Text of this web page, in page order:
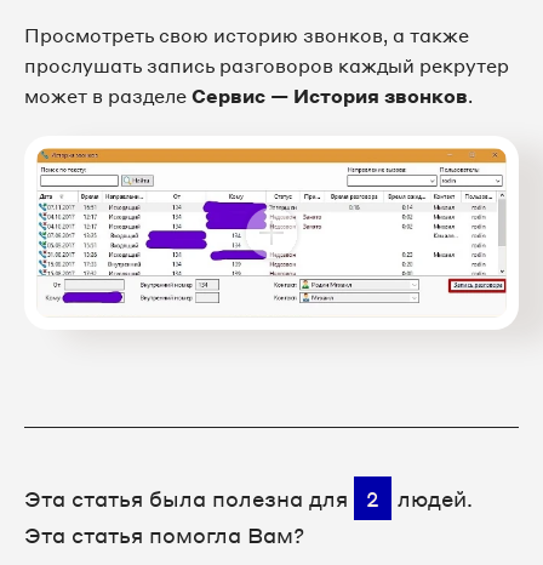
Просмотреть свою историю звонков, а также
прослушать запись разговоров каждый рекрутер
может в разделе Сервис — История звонков.
Эта статья была полезна для 2
людей.
Эта статья помогла Вам?